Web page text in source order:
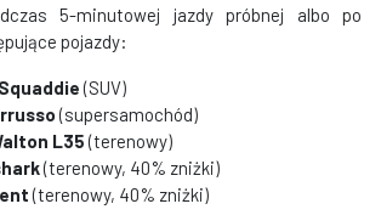
5-minutowej jazdy próbnej albo po
pojazdy:
(SUV)
(supersamochód)
L35(terenowy)
(terenowy, 40% zniżki)
(terenowy, 40% zniżki)